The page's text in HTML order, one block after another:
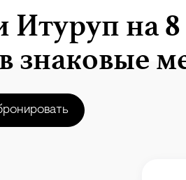
Итуруп на
знаковые